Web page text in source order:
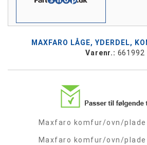
MAXFARO LÅGE, YDERDEL,
Varenr.: 661992
Maxfaro komfur/ovn/plade
Maxfaro komfur/ovn/plade